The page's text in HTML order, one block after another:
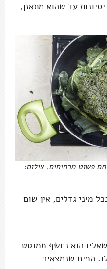
עד שהוא מתאזן,
פשוט מרתיחים. צילום:
מיני גדלים, אין שום
הוא נחשף ממוטט
המים שנמצאים